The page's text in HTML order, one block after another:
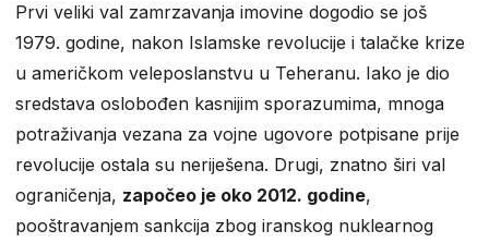
Prvi veliki val zamrzavanja imovine dogodio se još
1979. godine, nakon Islamske revolucije i talačke krize
u američkom veleposlanstvu u Teheranu. Iako je dio
sredstava oslobođen kasnijim sporazumima, mnoga
potraživanja vezana za vojne ugovore potpisane prije
revolucije ostala su neriješena. Drugi, znatno širi val
ograničenja, započeo je oko 2012. godine,
pooštravanjem sankcija zbog iranskog nuklearnog